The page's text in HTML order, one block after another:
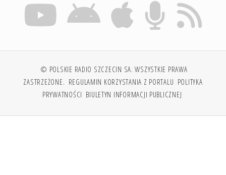
© POLSKIE RADIO SZCZECIN SA. WSZYSTKIE PRAWA
ZASTRZEŻONE. REGULAMIN KORZYSTANIA Z PORTALU POLITYKA
PRYWATNOŚCI BIULETYN INFORMACJI PUBLICZNEJ